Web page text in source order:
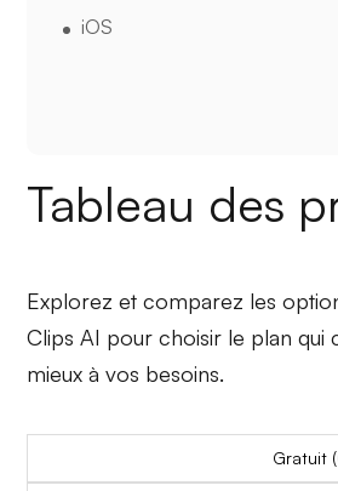
iOS
Tableau des
Explorez et comparez les
Clips AI pour choisir le plan qui
mieux à vos besoins.
Gratuit